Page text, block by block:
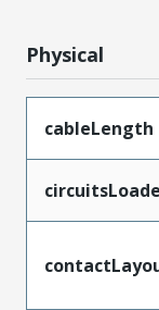
Physical
cableLength